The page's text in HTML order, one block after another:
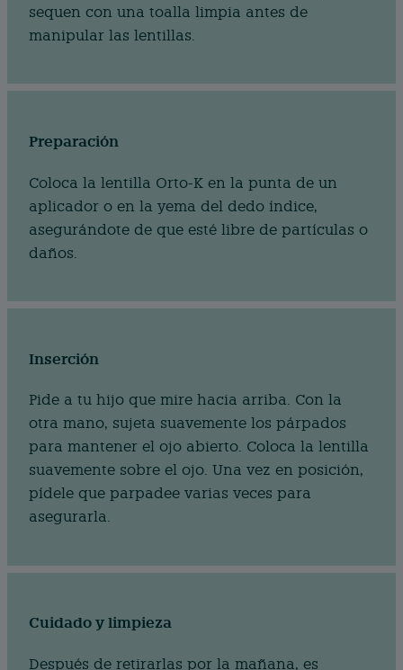
sequen con una toalla limpia antes de
manipular las lentillas.
Preparación
Coloca la lentilla Orto-K en la punta de un
aplicador o en la yema del dedo índice,
asegurándote de que esté libre de partículas o
daños.
Inserción
Pide a tu hijo que mire hacia arriba. Con la
otra mano, sujeta suavemente los párpados
para mantener el ojo abierto. Coloca la lentilla
suavemente sobre el ojo. Una vez en posición,
pídele que parpadee varias veces para
asegurarla.
Cuidado y limpieza
Después de retirarlas por la mañana, es